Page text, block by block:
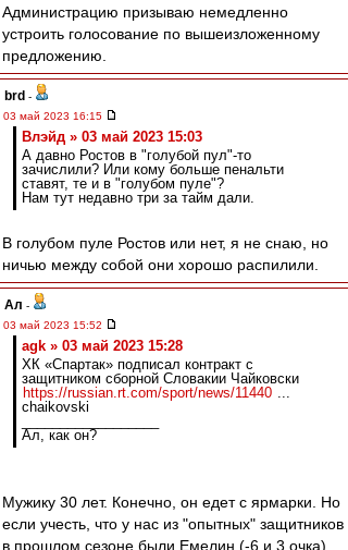
Администрацию призываю немедленно
устроить голосование по вышеизложенному
предложению.
brd -
03 май 2023 16:15
Влэйд » 03 май 2023 15:03
А давно Ростов в "голубой пул"-то
зачислили? Или кому больше пенальти
ставят, те и в "голубом пуле"?
Нам тут недавно три за тайм дали.
В голубом пуле Ростов или нет, я не снаю, но
ничью между собой они хорошо распилили.
Ал -
03 май 2023 15:52
agk » 03 май 2023 15:28
ХК «Спартак» подписал контракт с
защитником сборной Словакии Чайковски
https://russian.rt.com/sport/news/11440 ...
chaikovski
Ал, как он?
Мужику 30 лет. Конечно, он едет с ярмарки. Но
если учесть, что у нас из "опытных" защитников
в прошлом сезоне были Емелин (-6 и 3 очка),